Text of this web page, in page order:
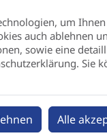
oder einem
um
auch ablehnen
sowie eine
Sie
Alle